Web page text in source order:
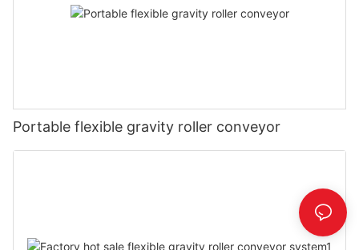
Portable flexible gravity roller conveyor